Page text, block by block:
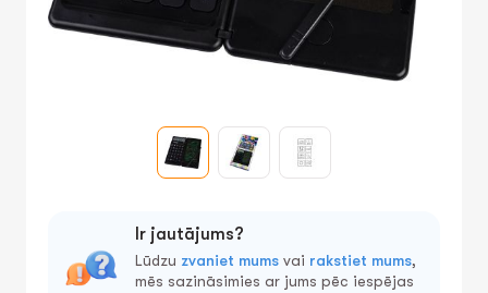
Ir jautājums?
Lūdzu zvaniet mums vai rakstiet mums,
mēs sazināsimies ar jums pēc iespējas